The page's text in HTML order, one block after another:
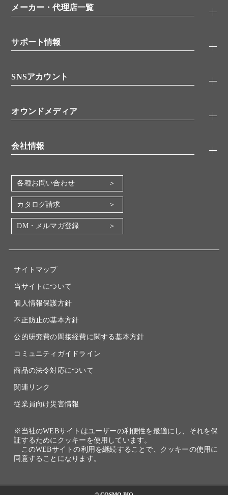
ウェビナー （オンラインセミナー）
学会・展示スケジュール
抗体
シグナル伝達
糖類／レクチン
分子生物
バイオメディカル(環境・食品)
機器・消耗品
メーカー・代理店一覧
代理店
サポート情報
アプリケーションノート
書類ダウンロード
SNSアカウント
YouTube
オウンドメディア
会社情報
会社概要
地図・アクセス（本社）
IR情報
電子公告
各種お問い合わせ
カタログ請求
DM・メルマガ登録
サイトマップ
当サイトについて
個人情報保護方針
不正防止の基本方針
公的研究費の間接経費に関する基本方針
コミュニティガイドライン
商品の法令対応について
関連リンク
従業員向け災害情報
※当社のWEBサイトはユーザーの利便性を最適にし、それを保
証するためにクッキーを使用しています。
このWEBサイトの利用を継続することで、クッキーの使用に
同意することになります。